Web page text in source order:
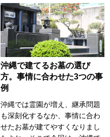
沖縄で建てるお墓の選び
方。事情に合わせた3つの事
例
沖縄では霊園が増え、継承問題
も深刻化するなか、事情に合わ
せたお墓が建てやすくなりまし